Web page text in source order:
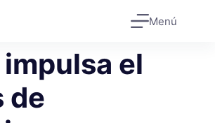
Menú
el
de